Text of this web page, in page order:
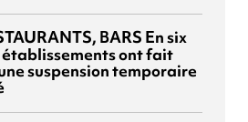
BARS En six
établissements ont fait
suspension temporaire